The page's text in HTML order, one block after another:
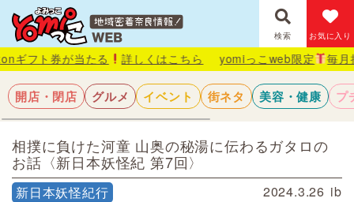
検索 お気に入り
たる 詳しくはこちら yomiっこweb限定 毎月抽選で1名様
開店・閉店 グルメ イベント 街ネタ 美容・健康 プ
相撲に負けた河童 山奥の秘湯に伝わるガタロの
お話〈新日本妖怪紀 第7回〉
新日本妖怪紀行 2024.3.26 ib